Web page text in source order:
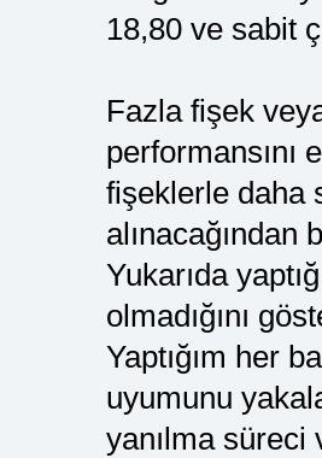
18,80 ve sabit
Fazla fişek
performansını
fişeklerle daha
alınacağından
Yukarıda
olmadığını
Yaptığım her
uyumunu
yanılma süreci